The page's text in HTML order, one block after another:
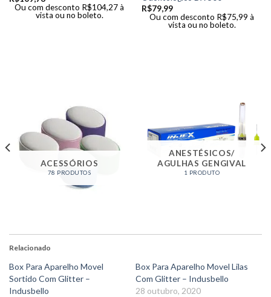
Ou com desconto R$104,27à
vista ou no boleto.
R$79,99
Ou com desconto R$75,99 à
vista ou no boleto.
ACESSÓRIOS
78 PRODUTOS
ANESTÉSICOS/
AGULHAS GENGIVAL
1 PRODUTO
Relacionado
Box Para Aparelho Movel
Sortido Com Glitter –
Indusbello
Box Para Aparelho Movel Lilas
Com Glitter – Indusbello
28 outubro, 2020